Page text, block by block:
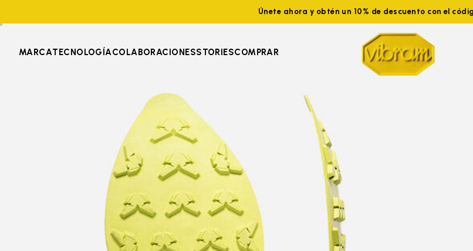
Únete ahora y obtén un 10% de descuento con el
MARCATECNOLOGÍACOLABORACIONESSTORIESCOMPRAR